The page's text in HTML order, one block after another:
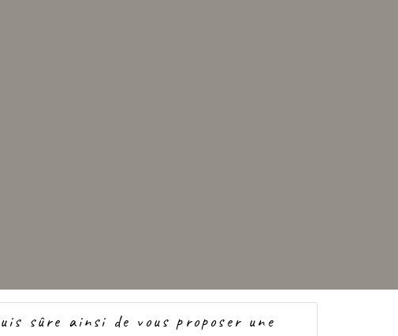
sûre ainsi de vous proposer une